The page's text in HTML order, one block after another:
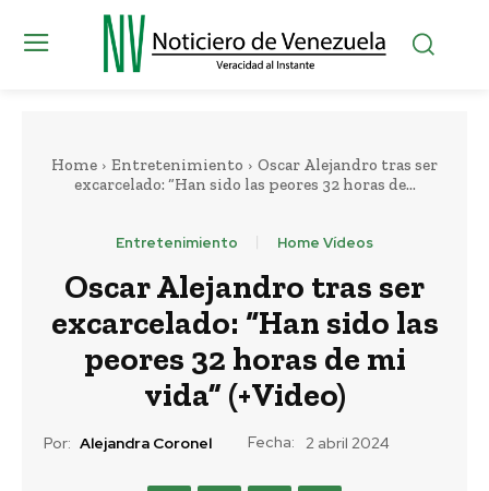
Home Entretenimiento
Oscar Alejandro tras ser
excarcelado: “Han sido las peores 32 horas de...
Entretenimiento Home Vídeos
Oscar Alejandro tras ser
excarcelado: “Han sido las
peores 32 horas de mi
vida” (+Video)
Por: Alejandra Coronel Fecha: 2 abril 2024